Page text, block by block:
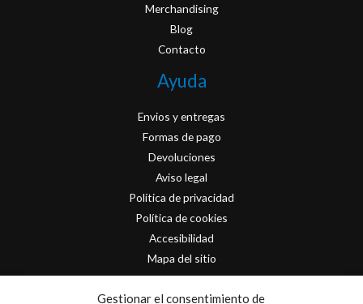
Gestionar el consentimiento de
Merchandising
Blog
Contacto
Ayuda
Envios y entregas
Formas de pago
Devoluciones
Aviso legal
Política de privacidad
Política de cookies
Accesibilidad
Mapa del sitio
Contacto